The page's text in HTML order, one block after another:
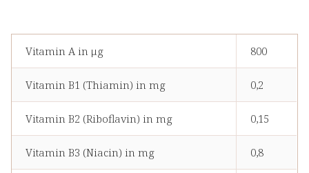
Vitamin A in μg 800
Vitamin B1 (Thiamin) in mg 0,2
Vitamin B2 (Riboflavin) in mg 0,15
Vitamin B3 (Niacin) in mg 0,8